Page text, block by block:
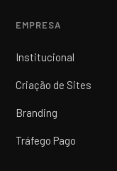
EMPRESA
Institucional
Criação de Sites
Branding
Tráfego Pago